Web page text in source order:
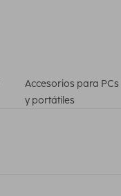
Accesorios para PCs
y portátiles